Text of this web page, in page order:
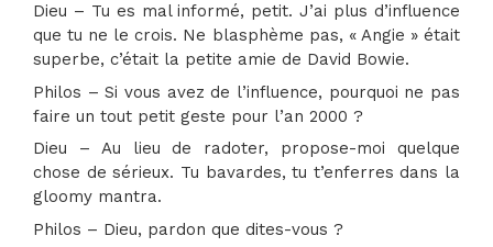
Dieu – Tu es mal informé, petit. J’ai plus d’influence
que tu ne le crois. Ne blasphème pas, « Angie » était
superbe, c’était la petite amie de David Bowie.
Philos – Si vous avez de l’influence, pourquoi ne pas
faire un tout petit geste pour l’an 2000 ?
Dieu – Au lieu de radoter, propose-moi quelque
chose de sérieux. Tu bavardes, tu t’enferres dans la
gloomy mantra.
Philos – Dieu, pardon que dites-vous ?